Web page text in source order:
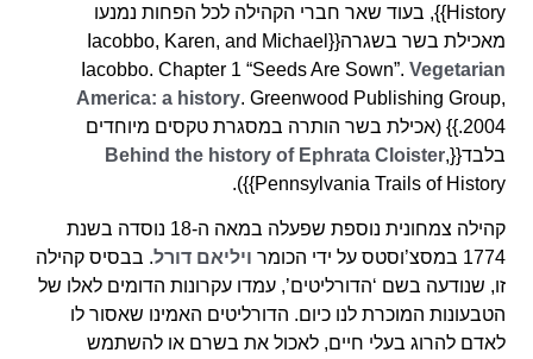
History}}, בעוד שאר חברי הקהילה לכל הפחות נמנעו
מאכילת בשר בשגרה{{Iacobbo, Karen, and Michael
Iacobbo. Chapter 1 “Seeds Are Sown”. Vegetarian
America: a history. Greenwood Publishing Group,
2004.}} (אכילת בשר הותרה במסגרת טקסים מיוחדים
בלבד{{ Behind the history of Ephrata Cloister,
Pennsylvania Trails of History}}).
קהילה צמחונית נוספת שפעלה במאה ה-18 נוסדה בשנת
1774 במסצ’וסטס על ידי הכומר
ויליאם דורל. בבסיס קהילה
זו, שנודעה בשם ‘הדורליטים’, עמדו עקרונות הדומים לאלו של
הטבעונות המוכרת לנו כיום. הדורליטים האמינו שאסור לו
לאדם להרוג בעלי חיים, לאכול את בשרם או להשתמש